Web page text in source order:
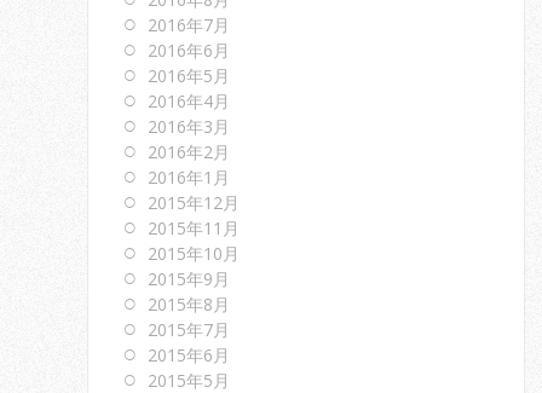
2016年7月
2016年6月
2016年5月
2016年4月
2016年3月
2016年2月
2016年1月
2015年12月
2015年11月
2015年10月
2015年9月
2015年8月
2015年7月
2015年6月
2015年5月